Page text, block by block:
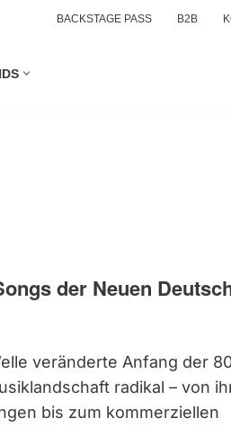
BACKSTAGE PASS B2B
der Neuen
veränderte Anfang der
radikal – von
bis zum kommerziellen